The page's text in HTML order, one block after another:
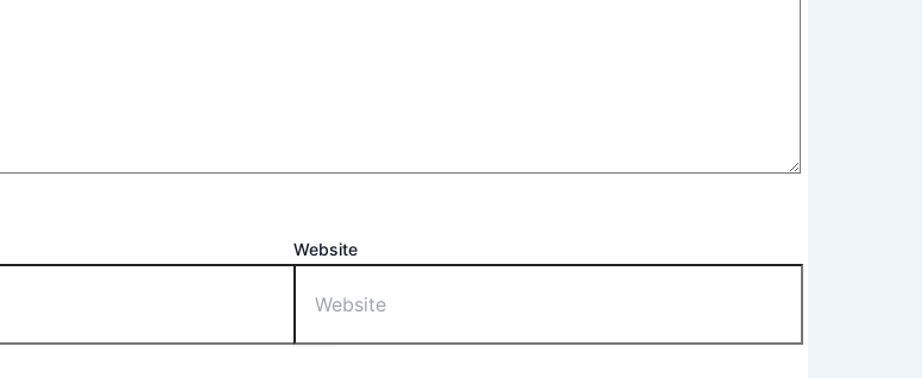
Website